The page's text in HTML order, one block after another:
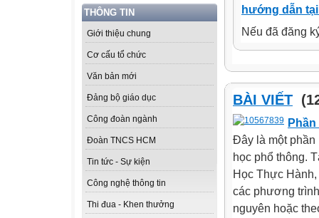
THÔNG TIN
Giới thiệu chung
Cơ cấu tổ chức
Văn bản mới
Đảng bộ giáo dục
Công đoàn ngành
Đoàn TNCS HCM
Tin tức - Sự kiện
Công nghệ thông tin
Thi đua - Khen thưởng
hướng dẫn
Nếu đã đăng
BÀI VIẾT
Đây là một phần
học phổ thông.
Học Thực
các phương
nguyên hoặc